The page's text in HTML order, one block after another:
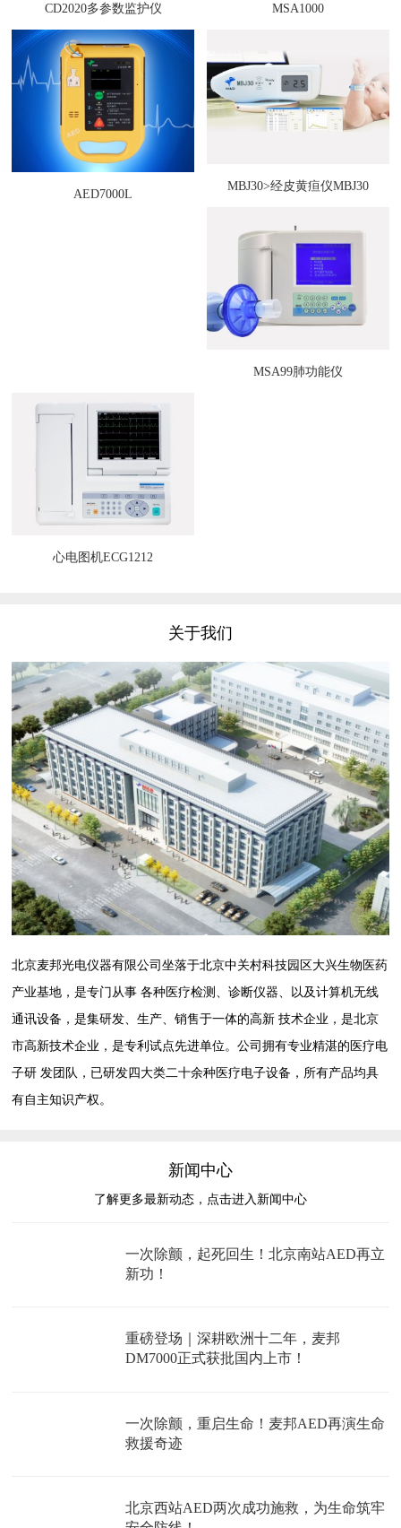
CD2020多参数监护仪 MSA1000
AED7000L
MBJ30>经皮黄疸仪MBJ30
MSA99肺功能仪
心电图机ECG1212
关于我们
北京麦邦光电仪器有限公司坐落于北京中关村科技园区大兴生物医药
产业基地，是专门从事 各种医疗检测、诊断仪器、以及计算机无线
通讯设备，是集研发、生产、销售于一体的高新 技术企业，是北京
市高新技术企业，是专利试点先进单位。公司拥有专业精湛的医疗电
子研 发团队，已研发四大类二十余种医疗电子设备，所有产品均具
有自主知识产权。
新闻中心
了解更多最新动态，点击进入新闻中心
一次除颤，起死回生！北京南站AED再立
新功！
重磅登场｜深耕欧洲十二年，麦邦
DM7000正式获批国内上市！
一次除颤，重启生命！麦邦AED再演生命
救援奇迹
北京西站AED两次成功施救，为生命筑牢